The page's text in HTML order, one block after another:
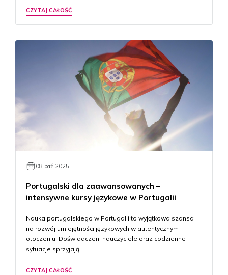
CZYTAJ CAŁOŚĆ
08 paź 2025
Portugalski dla zaawansowanych –
intensywne kursy językowe w Portugalii
Nauka portugalskiego w Portugalii to wyjątkowa szansa
na rozwój umiejętności językowych w autentycznym
otoczeniu. Doświadczeni nauczyciele oraz codzienne
sytuacje sprzyjają…
CZYTAJ CAŁOŚĆ